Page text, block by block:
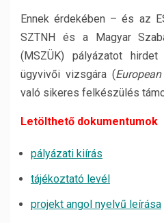
Ennek érdekében – és az
SZTNH és a Magyar
(MSZÜK) pályázatot
ügyvivői vizsgára (
való sikeres felkészülés
Letölthető dokumentumok
pályázati kiírás
tájékoztató levél
projekt angol nyelvű leírása